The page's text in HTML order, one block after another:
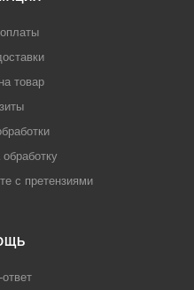
товар
с претензиями